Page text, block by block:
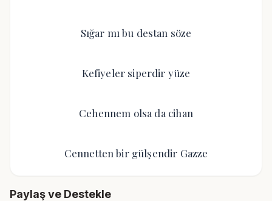
Sığar mı bu destan söze
Kefiyeler siperdir yüze
Cehennem olsa da cihan
Cennetten bir gülşendir Gazze
Paylaş ve Destekle